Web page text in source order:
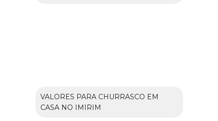
VALORES PARA CHURRASCO EM
CASA NO IMIRIM